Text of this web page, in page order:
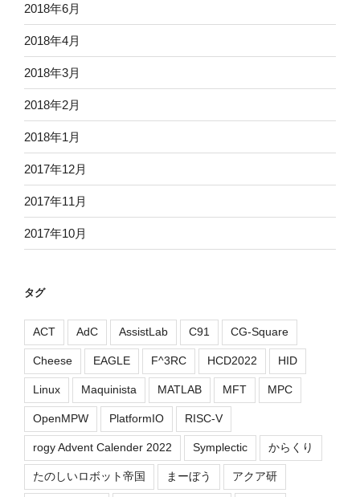
2018年6月
2018年4月
2018年3月
2018年2月
2018年1月
2017年12月
2017年11月
2017年10月
タグ
ACT AdC AssistLab C91 CG-Square
Cheese EAGLE F^3RC HCD2022 HID
Linux Maquinista MATLAB MFT MPC
OpenMPW PlatformIO RISC-V
rogy Advent Calender 2022 Symplectic からくり
たのしいロボット帝国 まーぼう アクア研